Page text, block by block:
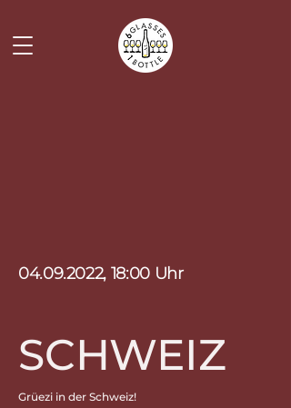
04.09.2022, 18:00 Uhr
SCHWEIZ
Grüezi in der Schweiz!